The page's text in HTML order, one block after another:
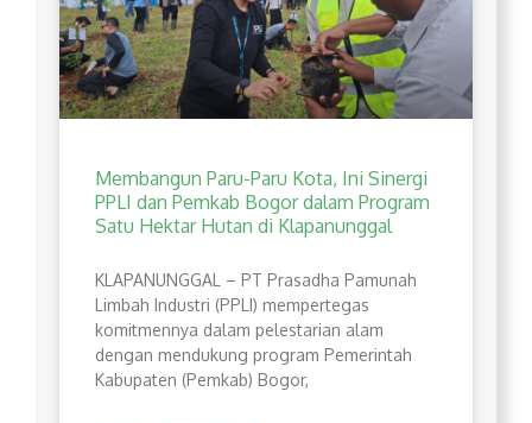
Membangun Paru-Paru Kota, Ini Sinergi
PPLI dan Pemkab Bogor dalam Program
Satu Hektar Hutan di Klapanunggal
​KLAPANUNGGAL – PT Prasadha Pamunah
Limbah Industri (PPLI) mempertegas
komitmennya dalam pelestarian alam
dengan mendukung program Pemerintah
Kabupaten (Pemkab) Bogor,